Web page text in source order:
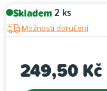
Skladem2 ks
Možnosti doručení
249,50 Kč